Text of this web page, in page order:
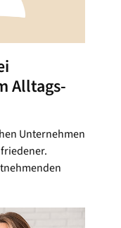
Alltags-
Unternehmen